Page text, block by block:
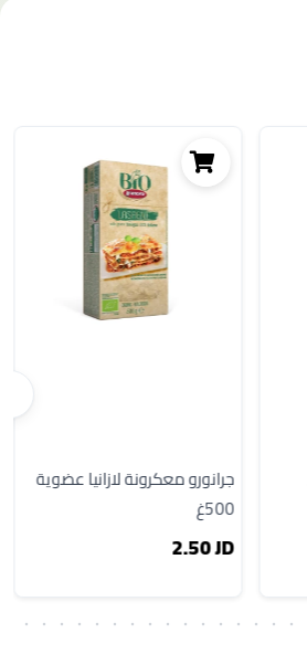
جرانورو معكرونة لازانيا عضوية
500غ
2.50 JD